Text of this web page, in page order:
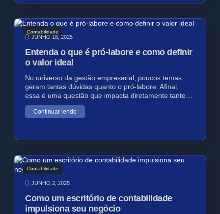
Contabilidade
JUNHO 18, 2025
Entenda o que é pró-labore e como definir
o valor ideal
No universo da gestão empresarial, poucos temas
geram tantas dúvidas quanto o pró-labore. Afinal,
essa é uma questão que impacta diretamente tanto…
Continuar lendo
Contabilidade
JUNHO 2, 2025
Como um escritório de contabilidade
impulsiona seu negócio